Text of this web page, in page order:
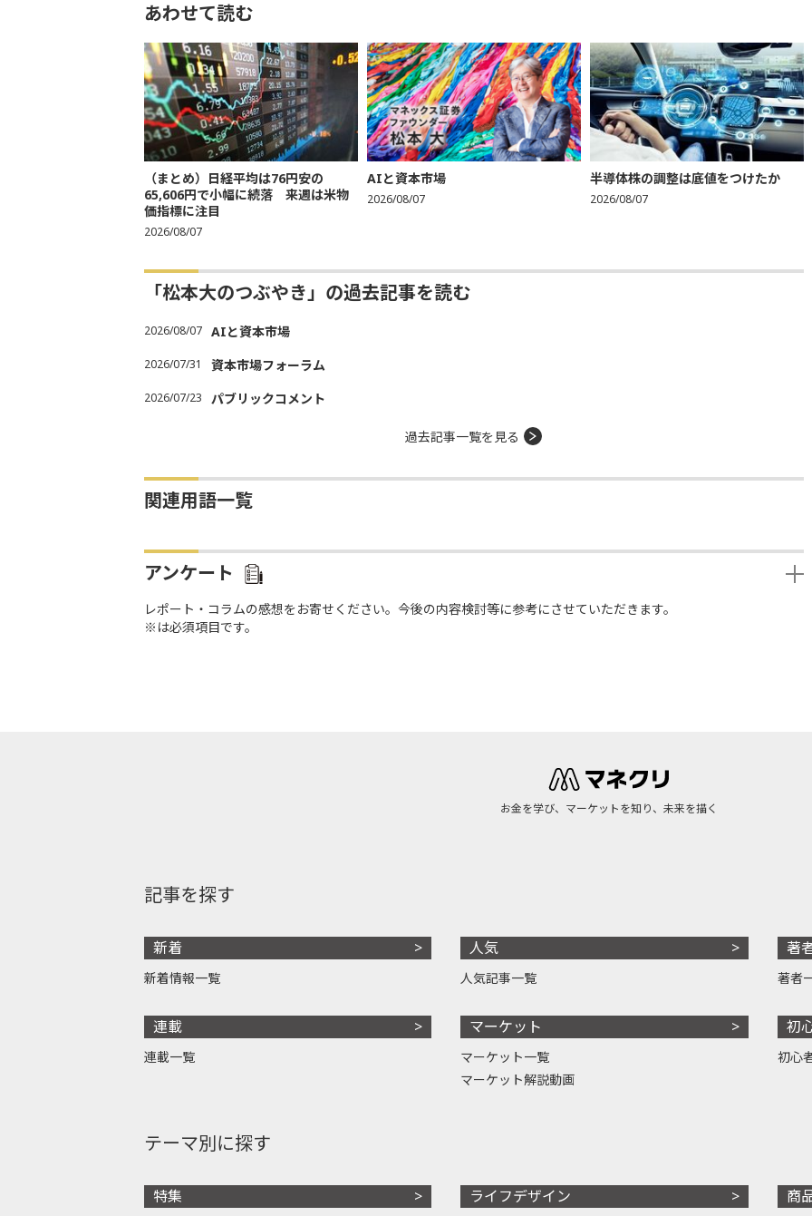
あわせて読む
（まとめ）日経平均は76円安の
65,606円で小幅に続落 来週は米物
価指標に注目
2026/08/07
AIと資本市場
2026/08/07
半導体株の調整は底値をつけたか
2026/08/07
「松本大のつぶやき」の過去記事を読む
2026/08/07 AIと資本市場
2026/07/31 資本市場フォーラム
2026/07/23 パブリックコメント
過去記事一覧を見る
関連用語一覧
アンケート
レポート・コラムの感想をお寄せください。今後の内容検討等に参考にさせていただきます。
※は必須項目です。
お金を学び、マーケットを知り、未来を描く
記事を探す
新着
新着情報一覧
連載
連載一覧
人気
人気記事一覧
マーケット
マーケット一覧
マーケット解説動画
著
著者
初
初心
テーマ別に探す
特集 ライフデザイン 商